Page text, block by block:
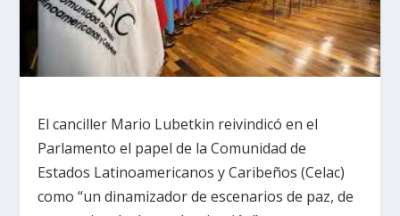
El canciller Mario Lubetkin reivindicó en el
Parlamento el papel de la Comunidad de
Estados Latinoamericanos y Caribeños (Celac)
como “un dinamizador de escenarios de paz, de